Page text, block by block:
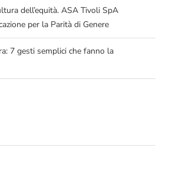
dell’equità. ASA Tivoli SpA
per la Parità di Genere
7 gesti semplici che fanno la